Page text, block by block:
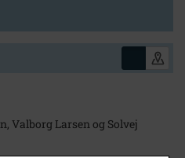
Valborg Larsen og Solvej